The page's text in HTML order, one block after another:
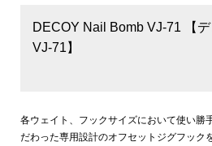
DECOY Nail Bomb VJ-71 【
VJ-71】
各ウェイト、フックサイズにおいて使い勝
だわった専用設計のオフセットジグフック